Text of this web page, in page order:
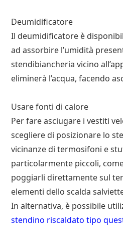
Deumidificatore
Il deumidificatore è
ad assorbire l’umidità
stendibiancheria vicino
eliminerà l’acqua, facendo
Usare fonti di calore
Per fare asciugare i vestiti
scegliere di posizionare lo
vicinanze di termosifoni e
particolarmente piccoli,
poggiarli direttamente sul
elementi dello scalda
In alternativa, è possibile
stendino riscaldato tipo